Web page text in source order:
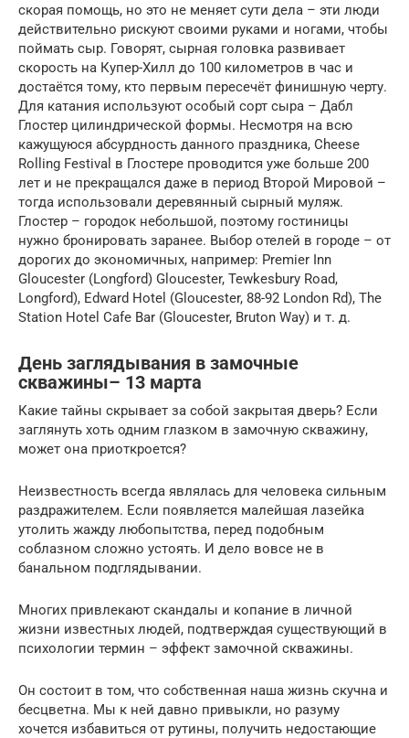
скорая помощь, но это не меняет сути дела – эти люди
действительно рискуют своими руками и ногами, чтобы
поймать сыр. Говорят, сырная головка развивает
скорость на Купер-Хилл до 100 километров в час и
достаётся тому, кто первым пересечёт финишную черту.
Для катания используют особый сорт сыра – Дабл
Глостер цилиндрической формы. Несмотря на всю
кажущуюся абсурдность данного праздника, Cheese
Rolling Festival в Глостере проводится уже больше 200
лет и не прекращался даже в период Второй Мировой –
тогда использовали деревянный сырный муляж.
Глостер – городок небольшой, поэтому гостиницы
нужно бронировать заранее. Выбор отелей в городе – от
дорогих до экономичных, например: Premier Inn
Gloucester (Longford) Gloucester, Tewkesbury Road,
Longford), Edward Hotel (Gloucester, 88-92 London Rd), The
Station Hotel Cafe Bar (Gloucester, Bruton Way) и т. д.
День заглядывания в замочные
скважины– 13 марта
Какие тайны скрывает за собой закрытая дверь? Если
заглянуть хоть одним глазком в замочную скважину,
может она приоткроется?
Неизвестность всегда являлась для человека сильным
раздражителем. Если появляется малейшая лазейка
утолить жажду любопытства, перед подобным
соблазном сложно устоять. И дело вовсе не в
банальном подглядывании.
Многих привлекают скандалы и копание в личной
жизни известных людей, подтверждая существующий в
психологии термин – эффект замочной скважины.
Он состоит в том, что собственная наша жизнь скучна и
бесцветна. Мы к ней давно привыкли, но разуму
хочется избавиться от рутины, получить недостающие